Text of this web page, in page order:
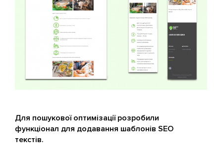
Для пошукової оптимізації розробили
функціонал для додавання шаблонів SEO
текстів.